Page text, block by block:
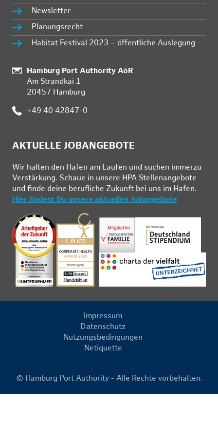
Newsletter
Planungsrecht
Habitat Festival 2023 – öffentliche Auslegung
:
Hamburg Port Authority AöR
Am Strandkai 1
20457 Hamburg
: +49 40 42847-0
AKTUELLE JOBANGEBOTE
Wir hal­ten den Ha­fen am Lau­fen und su­chen im­mer­zu
Ver­stär­kung. Schau­e in un­se­re HPA Stel­len­an­ge­bo­te
und fin­de deine be­ruf­li­che Zu­kunft bei uns im Ha­fen.
Hier findest Du unsere aktuellen Jobangebote
Impressum
Datenschutz
Nutzungsbedingungen
Netiquette
© Hamburg Port Authority - Alle Rechte vorbehalten.